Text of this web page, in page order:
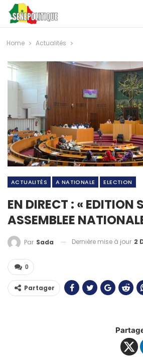
Home Actualités
ACTUALITÉS A NATIONALE ELECTION
EN DIRECT : « EDITION
ASSEMBLEE
Par Sada Dernière mise à jour 2
0
Partager